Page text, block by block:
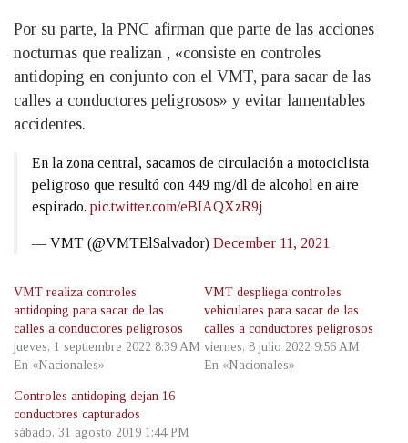
Por su parte, la PNC afirman que parte de las acciones
nocturnas que realizan , «consiste en controles
antidoping en conjunto con el VMT, para sacar de las
calles a conductores peligrosos» y evitar lamentables
accidentes.
En la zona central, sacamos de circulación a motociclista
peligroso que resultó con 449 mg/dl de alcohol en aire
espirado. pic.twitter.com/eBIAQXzR9j
— VMT (@VMTElSalvador) December 11, 2021
VMT realiza controles
antidoping para sacar de las
calles a conductores peligrosos
jueves, 1 septiembre 2022 8:39 AM
En «Nacionales»
VMT despliega controles
vehiculares para sacar de las
calles a conductores peligrosos
viernes, 8 julio 2022 9:56 AM
En «Nacionales»
Controles antidoping dejan 16
conductores capturados
sábado, 31 agosto 2019 1:44 PM